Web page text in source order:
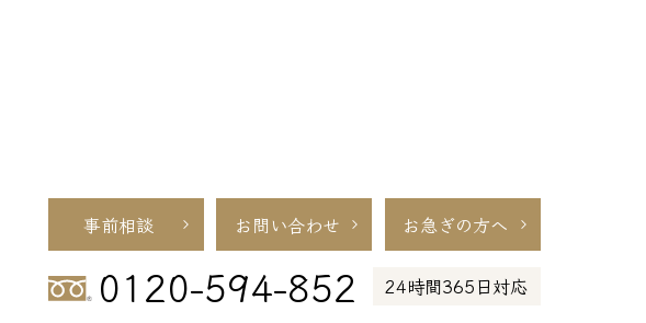
事前相談 お問い合わせ お急ぎの方へ
0120-594-852 24時間365日対応